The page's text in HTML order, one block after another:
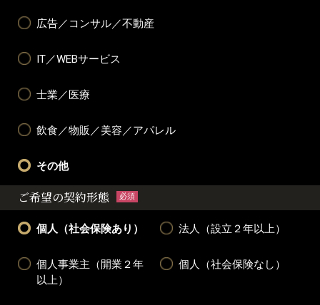
広告／コンサル／不動産
IT／WEBサービス
士業／医療
飲食／物販／美容／アパレル
その他
ご希望の契約形態 必須
個人（社会保険あり） 法人（設立２年以上）
個人事業主（開業２年
以上）
個人（社会保険なし）